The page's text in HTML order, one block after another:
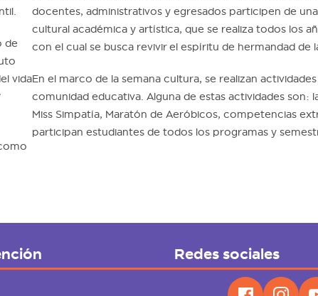
de
vida
docentes, administrativos y egresados participen de
cultural académica y artística, que se realiza todos los
con el cual se busca revivir el espíritu de hermandad de
En el marco de la semana cultura, se realizan
comunidad educativa. Alguna de estas actividades son:
Miss Simpatía, Maratón de Aeróbicos, competencias
participan estudiantes de todos los programas y
Redes sociales